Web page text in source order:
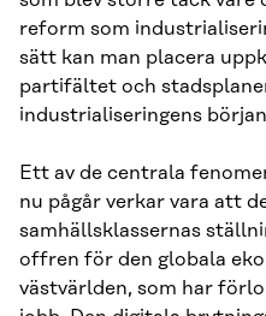
reform som
sätt kan man placera
partifältet och
industrialiseringens
Ett av de centrala
nu pågår verkar vara att
samhällsklassernas
offren för den globala
västvärlden, som har